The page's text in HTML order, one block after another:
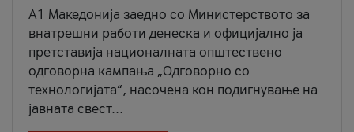
A1 Македонија заедно со Министерството за
внатрешни работи денеска и официјално ја
претставија националната општествено
одговорна кампања „Одговорно со
технологијата“, насочена кон подигнување на
јавната свест...